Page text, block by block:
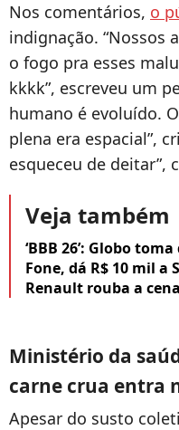
Nos comentários, o
indignação. “Nossos
o fogo pra esses
kkkk”, escreveu um
humano é evoluído.
plena era espacial”,
esqueceu de deitar”,
Veja também
‘BBB 26’: Globo
Fone, dá R$ 10 mil a
Renault rouba a cena
Ministério da
carne crua entra
Apesar do susto